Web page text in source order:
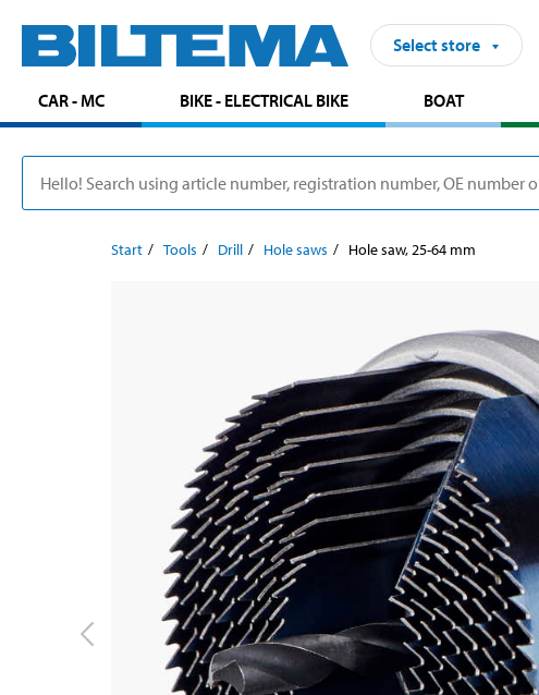
Select store
CAR - MC BIKE - ELECTRICAL BIKE BOAT
Start Tools Drill Hole saws Hole saw, 25-64 mm